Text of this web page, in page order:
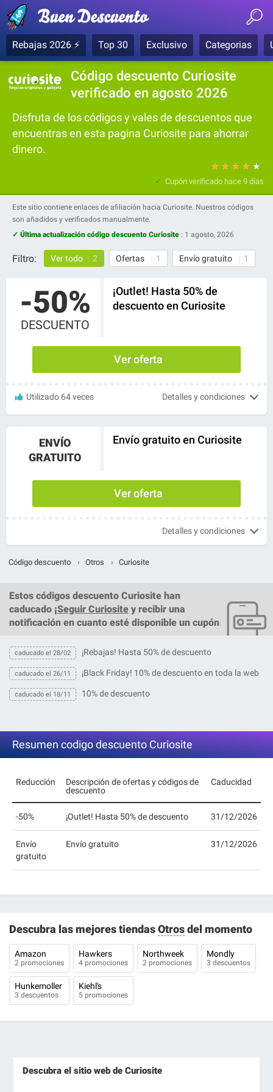
Rebajas 2026 ⚡ Top 30 Exclusivo Categorias
Código descuento Curiosite
verificado en agosto 2026
Disfruta de los códigos y vales de descuentos que
encuentras en esta pagina Curiosite para ahorrar
dinero.
★
★
★
★
★
Cupón verificado hace 9 días
Este sitio contiene enlaces de afiliación hacia Curiosite. Nuestros códigos
son añadidos y verificados manualmente.
✓ Última actualización código descuento Curiosite : 1 agosto, 2026
Filtro: Ver todo 2 Ofertas 1 Envío gratuito 1
-50%
DESCUENTO
¡Outlet! Hasta 50% de
descuento en Curiosite
Ver oferta
Utilizado 64 veces Detalles y condiciones
ENVÍO
GRATUITO
Envío gratuito en Curiosite
Ver oferta
Detalles y condiciones
Código descuento › Otros › Curiosite
Estos códigos descuento Curiosite han
caducado ¡Seguir Curiosite y recibir una
notificación en cuanto esté disponible un cupón
caducado el 28/02 ¡Rebajas! Hasta 50% de descuento
caducado el 26/11 ¡Black Friday! 10% de descuento en toda la web
caducado el 18/11 10% de descuento
Resumen codigo descuento Curiosite
Reducción
Descripción de ofertas y códigos de
descuento
Caducidad
-50% ¡Outlet! Hasta 50% de descuento 31/12/2026
Envío
gratuito
Envío gratuito 31/12/2026
Descubra las mejores tiendasOtrosdel momento
Amazon
2 promociones
Hawkers
4 promociones
Northweek
2 promociones
Mondly
3 descuentos
Hunkemoller
3 descuentos
Kiehl's
5 promociones
Descubra el sitio web de Curiosite